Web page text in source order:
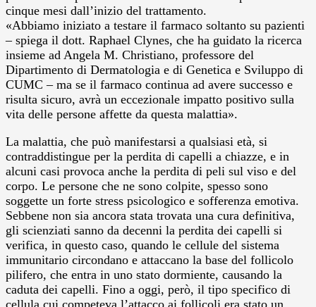
cinque mesi dall’inizio del trattamento.
«Abbiamo iniziato a testare il farmaco soltanto su pazienti
– spiega il dott. Raphael Clynes, che ha guidato la ricerca
insieme ad Angela M. Christiano, professore del
Dipartimento di Dermatologia e di Genetica e Sviluppo di
CUMC – ma se il farmaco continua ad avere successo e
risulta sicuro, avrà un eccezionale impatto positivo sulla
vita delle persone affette da questa malattia».
La malattia, che può manifestarsi a qualsiasi età, si
contraddistingue per la perdita di capelli a chiazze, e in
alcuni casi provoca anche la perdita di peli sul viso e del
corpo. Le persone che ne sono colpite, spesso sono
soggette un forte stress psicologico e sofferenza emotiva.
Sebbene non sia ancora stata trovata una cura definitiva,
gli scienziati sanno da decenni la perdita dei capelli si
verifica, in questo caso, quando le cellule del sistema
immunitario circondano e attaccano la base del follicolo
pilifero, che entra in uno stato dormiente, causando la
caduta dei capelli. Fino a oggi, però, il tipo specifico di
cellula cui competeva l’attacco ai follicoli era stato un